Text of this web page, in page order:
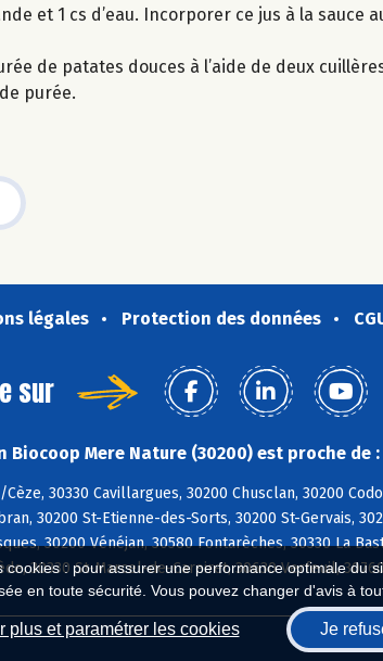
: pour assurer une performance optimale
en toute sécurité. Vous pouvez changer d'avis à
plus et paramétrer les cookies Je
et 1 cs d’eau. Incorporer ce jus à la sauce
de patates douces à l’aide de deux
purée.
légales Protection des données
sur
Biocoop Mere Nature (30200) est proche de :
30330 Cavillargues, 30200 Chusclan, 30200
30200 St-Etienne-des-Sorts, 30200 St-Gervais,
30200 Vénéjan, 30580 Fontarèches, 30330 La
30330 St-Marcel-de-Careiret, 30630 Verfeuil,